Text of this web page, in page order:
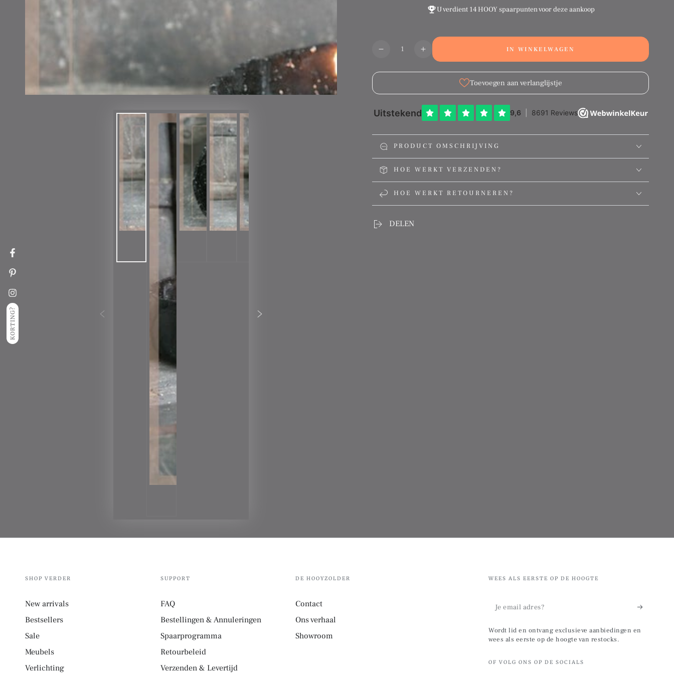
U verdient 14 HOOY spaarpuntenvoor deze aankoop
Aantal
Translation
nl.products.product.quantity.decrease
Translation
missing:
nl.products.product.quantity.increase
IN WINKELWAGEN
Toevoegen aan verlanglijstje
PRODUCT OMSCHRIJVING
HOE WERKT VERZENDEN?
HOE WERKT RETOURNEREN?
DELEN
SHOP VERDER
New arrivals
Bestsellers
Sale
Meubels
Verlichting
SUPPORT
FAQ
Bestellingen & Annuleringen
Spaarprogramma
Retourbeleid
Verzenden & Levertijd
DE HOOYZOLDER
Contact
Ons verhaal
Showroom
WEES ALS EERSTE OP DE HOOGTE
adres?
Wordt lid en ontvang exclusieve aanbiedingen en
wees als eerste op de hoogte van restocks.
OF VOLG ONS OP DE SOCIALS
Facebook
Pinterest
Instagram
KORTING?